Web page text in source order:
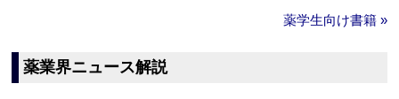
薬学生向け書籍 »
薬業界ニュース解説